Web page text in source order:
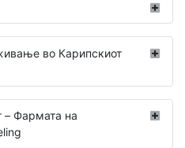
во Карипскиот
– Фармата на